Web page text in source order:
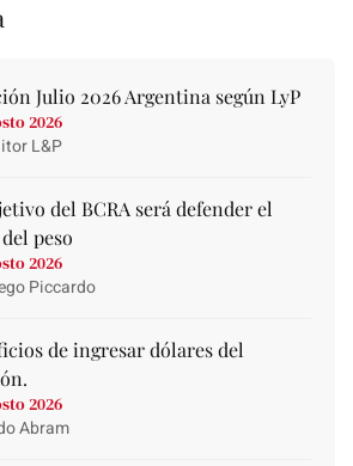
Julio 2026 Argentina según LyP
2026
L&P
del BCRA será defender el
peso
2026
Piccardo
de ingresar dólares del
2026
Abram